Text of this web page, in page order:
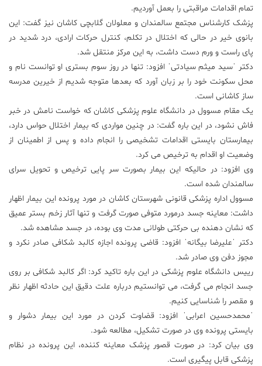
تمام اقدامات مراقبتی را بعمل آوردیم.
پزشک کارشناس مجتمع سالمندان و معلولان گلابچی کاشان نیز گفت: این
بانوی خیر در حالی که اختلال در تکلم، کنترل حرکات ارادی، درد شدید در
پای راست و ورم دست داشت، به این مرکز منتقل شد.
دکتر ˈسید میثم سیادتیˈ افزود: تنها در روز سوم بستری او توانست نام و
محل سکونت خود را بر زبان آورد که بعدها متوجه شدیم از خیرین مدرسه
ساز کاشانی است.
یک مقام مسوول در دانشگاه علوم پزشکی کاشان که خواست نامش در خبر
فاش نشود، در این باره گفت: در چنین مواردی که بیمار اختلال حواس دارد،
بیمارستان بایستی اقدامات تشخیصی را انجام داده و پس از اطمینان از
وضعیت او اقدام به ترخیص می کرد.
وی افزود: در حالیکه این بیمار بصورت سر پایی ترخیص و تحویل سرای
سالمندان شده است.
مسوول اداره پزشکی قانونی شهرستان کاشان در مورد پرونده این بیمار اظهار
داشت: معاینه جسد درمورد متوفی صورت گرفت و تنها آثار زخم بستر عمیق
که نشان دهنده بی حرکتی طولانی مدت وی بوده، در جسد مشاهده شد.
دکتر ˈعلیرضا بیگانهˈ افزود: قاضی پرونده اجازه کالبد شکافی صادر نکرد و
مجوز دفن وی صادر شد.
رییس دانشگاه علوم پزشکی در این باره تاکید کرد: اگر کالبد شکافی بر روی
جسد انجام می گرفت، می توانستیم درباره علت دقیق این حادثه اظهار نظر
و مقصر را شناسایی کنیم.
ˈمحمدحسین اعرابیˈ افزود: قضاوت کردن در مورد این بیمار دشوار و
بایستی پرونده وی در صورت تشکیل، مطالعه شود.
وی بیان کرد: در صورت قصور پزشک معاینه کننده، این پرونده در نظام
پزشکی قابل پیگیری است.